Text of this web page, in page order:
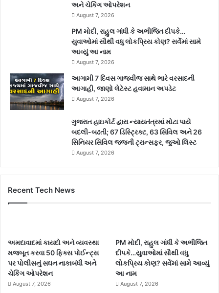
અને ચેકિંગ ઓપરેશન
August 7, 2026
PM મોદી, રાહુલ ગાંધી કે અભીજિત દીપકે…
યુવાઓમાં સૌથી વધુ લોકપ્રિય કોણ? સર્વેમાં સામે
આવ્યું આ નામ
August 7, 2026
આગામી 7 દિવસ ગાજવીજ સાથે ભારે વરસાદની
આગાહી, જાણો લેટેસ્ટ હવામાન અપડેટ
August 7, 2026
ગુજરાત હાઇકોર્ટ દ્વારા ન્યાયતંત્રમાં મોટા પાયે
બદલી-બઢતી; 67 ડિસ્ટ્રિક્ટ, 63 સિવિલ અને 26
સિનિયર સિવિલ જજની ટ્રાન્સફર, જુઓ લિસ્ટ
August 7, 2026
Recent Tech News
અમદાવાદમાં કાયદો અને વ્યવસ્થા
મજબૂત કરવા 50 ફિક્સ પોઈન્ટ્સ
પર પોલીસનું સઘન નાકાબંધી અને
ચેકિંગ ઓપરેશન
August 7, 2026
PM મોદી, રાહુલ ગાંધી કે અભીજિત
દીપકે…યુવાઓમાં સૌથી વધુ
લોકપ્રિય કોણ? સર્વેમાં સામે આવ્યું
આ નામ
August 7, 2026